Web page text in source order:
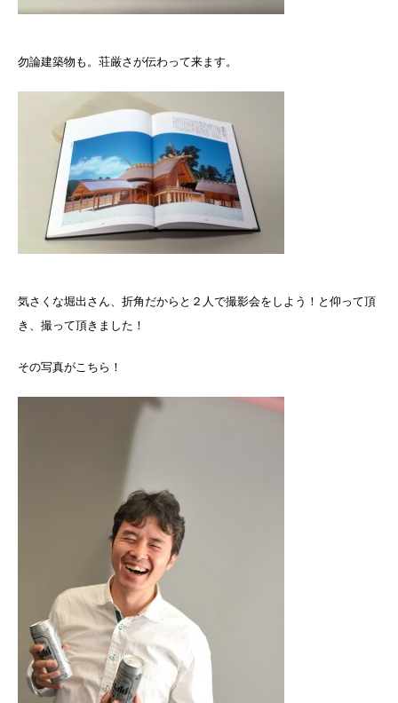
勿論建築物も。荘厳さが伝わって来ます。
気さくな堀出さん、折角だからと２人で撮影会をしよう！と仰って頂
き、撮って頂きました！
その写真がこちら！